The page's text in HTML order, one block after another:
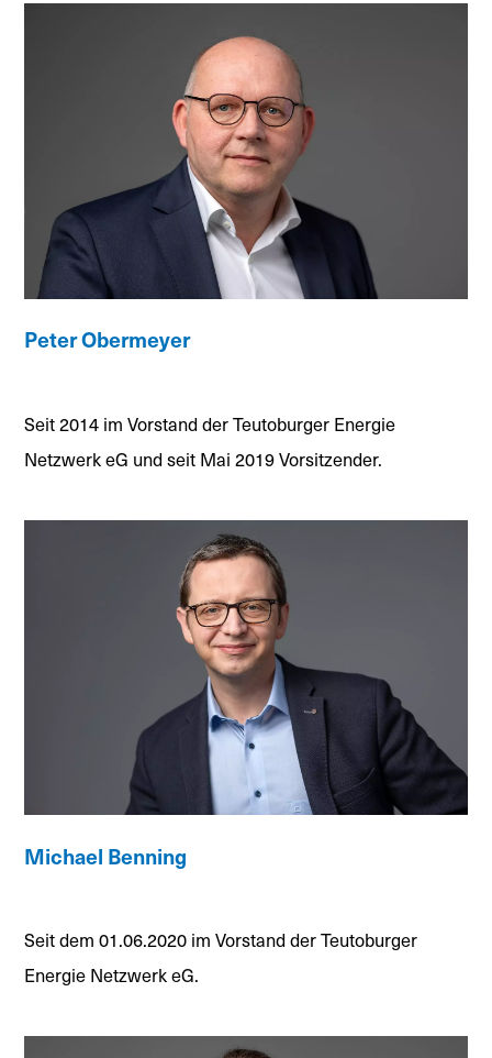
Peter Obermeyer
Seit 2014 im Vorstand der Teutoburger Energie
Netzwerk eG und seit Mai 2019 Vorsitzender.
Michael Benning
Seit dem 01.06.2020 im Vorstand der Teutoburger
Energie Netzwerk eG.